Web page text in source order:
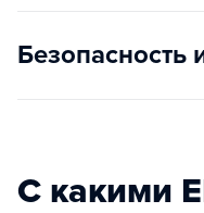
Безопасность
С какими